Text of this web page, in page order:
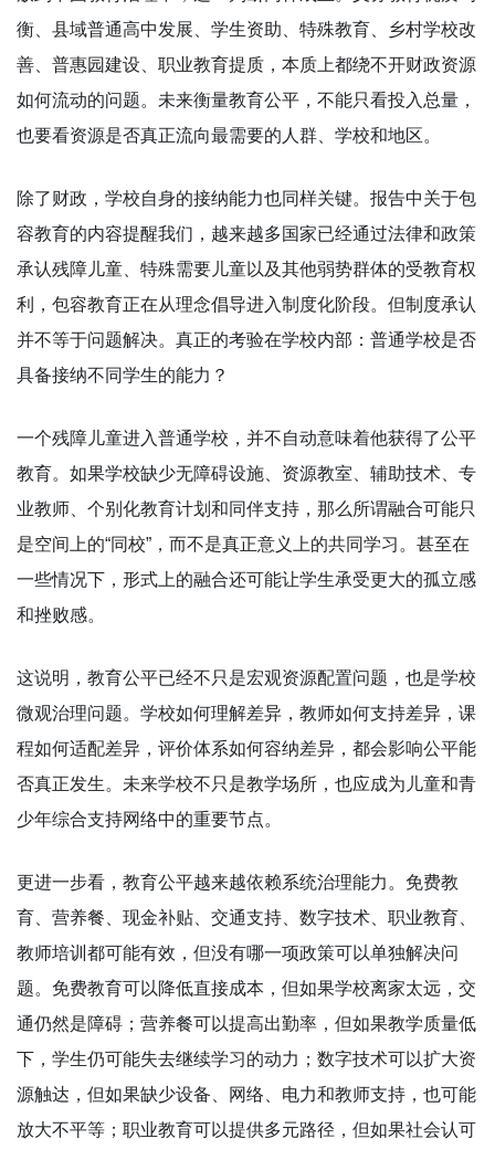
衡、县域普通高中发展、学生资助、特殊教育、乡村学校改
善、普惠园建设、职业教育提质，本质上都绕不开财政资源
如何流动的问题。未来衡量教育公平，不能只看投入总量，
也要看资源是否真正流向最需要的人群、学校和地区。
除了财政，学校自身的接纳能力也同样关键。报告中关于包
容教育的内容提醒我们，越来越多国家已经通过法律和政策
承认残障儿童、特殊需要儿童以及其他弱势群体的受教育权
利，包容教育正在从理念倡导进入制度化阶段。但制度承认
并不等于问题解决。真正的考验在学校内部：普通学校是否
具备接纳不同学生的能力？
一个残障儿童进入普通学校，并不自动意味着他获得了公平
教育。如果学校缺少无障碍设施、资源教室、辅助技术、专
业教师、个别化教育计划和同伴支持，那么所谓融合可能只
是空间上的“同校”，而不是真正意义上的共同学习。甚至在
一些情况下，形式上的融合还可能让学生承受更大的孤立感
和挫败感。
这说明，教育公平已经不只是宏观资源配置问题，也是学校
微观治理问题。学校如何理解差异，教师如何支持差异，课
程如何适配差异，评价体系如何容纳差异，都会影响公平能
否真正发生。未来学校不只是教学场所，也应成为儿童和青
少年综合支持网络中的重要节点。
更进一步看，教育公平越来越依赖系统治理能力。免费教
育、营养餐、现金补贴、交通支持、数字技术、职业教育、
教师培训都可能有效，但没有哪一项政策可以单独解决问
题。免费教育可以降低直接成本，但如果学校离家太远，交
通仍然是障碍；营养餐可以提高出勤率，但如果教学质量低
下，学生仍可能失去继续学习的动力；数字技术可以扩大资
源触达，但如果缺少设备、网络、电力和教师支持，也可能
放大不平等；职业教育可以提供多元路径，但如果社会认可